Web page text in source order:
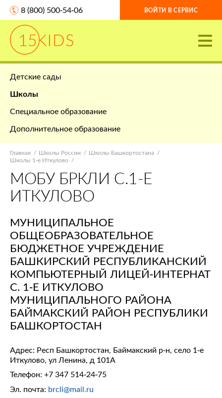
8 (800) 500-54-06 ВОЙТИ В СЕРВИС
Детские сады
Школы
Специальное образование
Дополнительное образование
Главная Школы России
Школы Башкортостана
Школы 1-е Иткулово
МОБУ БРКЛИ С.1-Е
ИТКУЛОВО
МУНИЦИПАЛЬНОЕ
ОБЩЕОБРАЗОВАТЕЛЬНОЕ
БЮДЖЕТНОЕ УЧРЕЖДЕНИЕ
БАШКИРСКИЙ РЕСПУБЛИКАНСКИЙ
КОМПЬЮТЕРНЫЙ ЛИЦЕЙ-ИНТЕРНАТ
С. 1-Е ИТКУЛОВО
МУНИЦИПАЛЬНОГО РАЙОНА
БАЙМАКСКИЙ РАЙОН РЕСПУБЛИКИ
БАШКОРТОСТАН
Адрес: Респ Башкортостан, Баймакский р-н, село 1-е
Иткулово, ул Ленина, д 101А
Телефон: +7 347 514-24-75
Эл. почта: brcli@mail.ru